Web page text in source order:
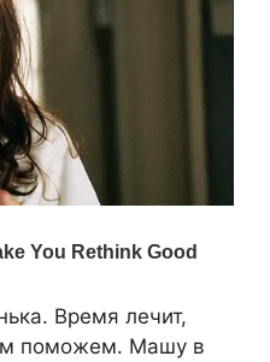
Время лечит,
поможем. Машу в